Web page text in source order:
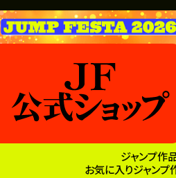
ジャンプ作
お気に入りジャンプ